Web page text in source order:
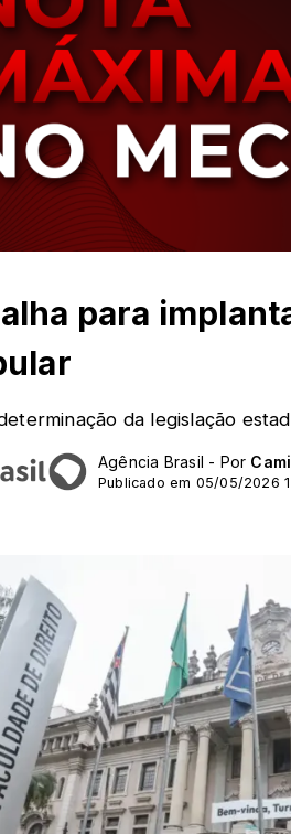
para
da legislação
Agência Brasil - Por
Publicado em 05/05/2026